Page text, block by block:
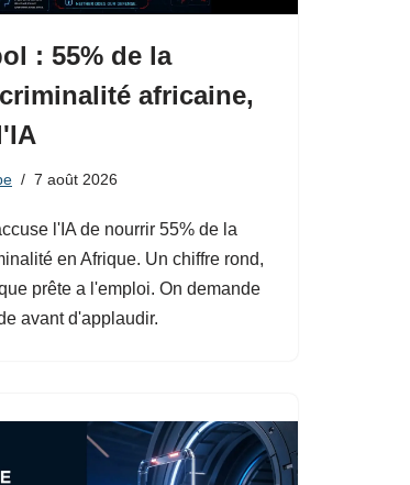
: 55% de la
africaine,
7 août 2026
l'IA de nourrir 55% de la
en Afrique. Un chiffre rond,
prête a l'emploi. On demande
avant d'applaudir.